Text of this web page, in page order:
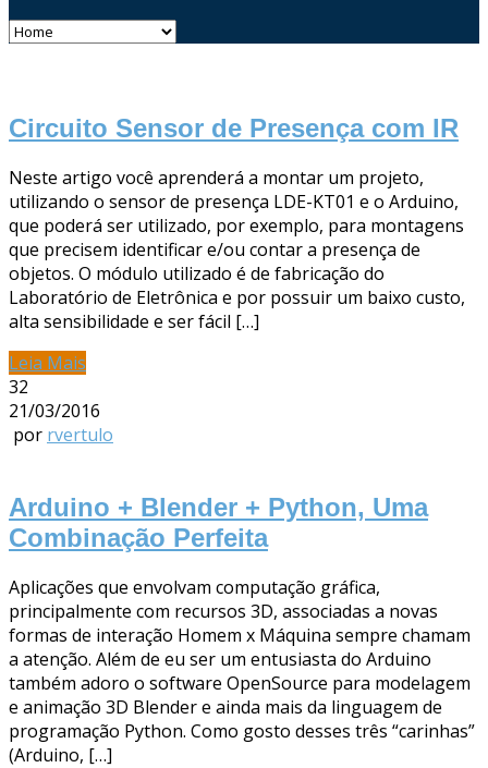
Circuito Sensor de Presença com IR
Neste artigo você aprenderá a montar um projeto,
utilizando o sensor de presença LDE-KT01 e o Arduino,
que poderá ser utilizado, por exemplo, para montagens
que precisem identificar e/ou contar a presença de
objetos. O módulo utilizado é de fabricação do
Laboratório de Eletrônica e por possuir um baixo custo,
alta sensibilidade e ser fácil […]
Leia Mais
32
21/03/2016
por rvertulo
Arduino + Blender + Python, Uma
Combinação Perfeita
Aplicações que envolvam computação gráfica,
principalmente com recursos 3D, associadas a novas
formas de interação Homem x Máquina sempre chamam
a atenção. Além de eu ser um entusiasta do Arduino
também adoro o software OpenSource para modelagem
e animação 3D Blender e ainda mais da linguagem de
programação Python. Como gosto desses três “carinhas”
(Arduino, […]